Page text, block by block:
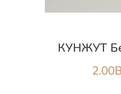
КУНЖУТ
2.00